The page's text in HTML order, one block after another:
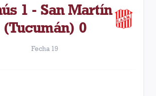
1 - San Martín
(Tucumán) 0
Fecha 19